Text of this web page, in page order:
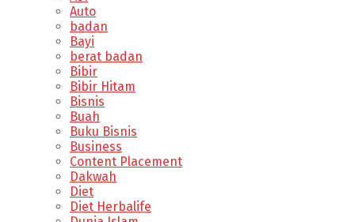
Auto
badan
Bayi
berat badan
Bibir
Bibir Hitam
Bisnis
Buah
Buku Bisnis
Business
Content Placement
Dakwah
Diet
Diet Herbalife